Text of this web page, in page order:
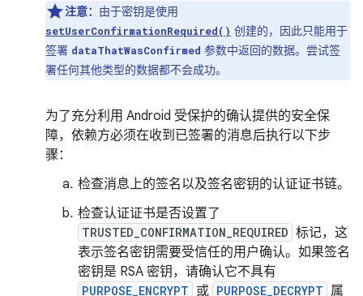
注意： 由于密钥是使用
setUserConfirmationRequired() 创建的，因此只能用于
签署 dataThatWasConfirmed 参数中返回的数据。尝试签
署任何其他类型的数据都不会成功。
为了充分利用 Android 受保护的确认提供的安全保
障，依赖方必须在收到已签署的消息后执行以下步
骤：
检查消息上的签名以及签名密钥的认证证书链。
检查认证证书是否设置了
TRUSTED_CONFIRMATION_REQUIRED 标记，这
表示签名密钥需要受信任的用户确认。如果签名
密钥是 RSA 密钥，请确认它不具有
PURPOSE_ENCRYPT 或 PURPOSE_DECRYPT 属